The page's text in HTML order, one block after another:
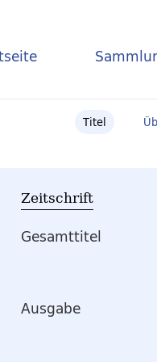
Titel
Zeitschrift
Gesamttitel
Ausgabe